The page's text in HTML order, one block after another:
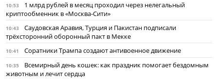
10:53
1 млрд рублей в месяц проходил через нелегальный
криптообменник в «Москва-Сити»
10:43
Саудовская Аравия, Турция и Пакистан подписали
трёхсторонний оборонный пакт в Мекке
10:41 Соратники Трампа создают антивоенное движение
10:35
Всемирный день кошек: как праздник помогает бездомным
животным и лечит сердца